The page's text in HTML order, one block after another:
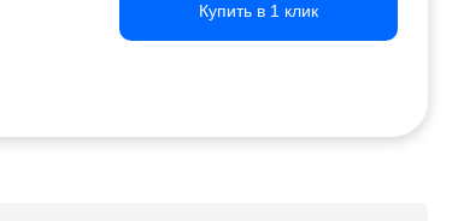
Купить в 1 клик
Купить в 1 клик
Купить в 1 клик